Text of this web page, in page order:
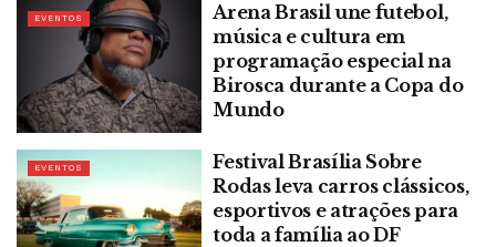
EVENTOS
Arena Brasil une futebol,
música e cultura em
programação especial na
Birosca durante a Copa do
Mundo
EVENTOS
Festival Brasília Sobre
Rodas leva carros clássicos,
esportivos e atrações para
toda a família ao DF